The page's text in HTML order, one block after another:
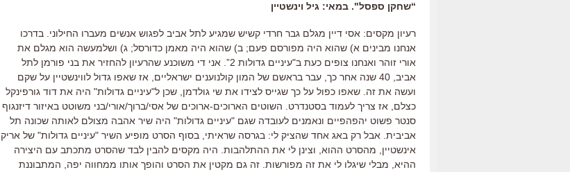
“שחקן ספסל". במאי: גיל וינשטיין
רעיון מקסים: אסי דיין מגלם גבר חרדי קשיש שמגיע לתל אביב לפגוש אנשים מעברו החילוני. בדרכו
אנחנו מבינים א) שהוא היה מפורסם פעם; ב) שהוא היה מאמן כדורסל; ג) ושלמעשה הוא מגלם את
אורי זוהר ואנחנו צופים כעת ב"עיניים גדולות 2”. אני די משוכנע שהרעיון להחזיר את בני פורמן לתל
אביב, 40 שנה אחר כך, עבר בראשם של המון קולנוענים ישראליים, אז שאפו גדול לווינשטיין על שקם
ועשה את זה. שאפו כפול על כך שגייס לצידו את שי גולדמן, שכן ל"עיניים גדולות" היה את דוד גורפינקל
כצלם, אז צריך לעמוד בסטנדרט. השוטים הארוכים-ארוכים של אסי/ברוך/אורי/בני משוטט באיזור דיזנגוף
סנטר פשוט יהפהפיים ונאמנים לעובדה שגם "עיניים גדולות" היה שיר אהבה מצולם לאותה שכונה תל
אביבית. אבל רק באג אחד שהציק לי: בגרסה שראיתי, בסוף הסרט מופיע השיר "עיניים גדולות" של אריק
אינשטיין, מהסרט ההוא, וצינן לי את ההתלהבות. היה מקסים להבין לבד שהסרט מתכתב עם היצירה
ההיא, מבלי שיגלו לי את זה מפורשות. זה גם מקטין את הסרט והופך אותו ממחווה יפה, המתבוננת